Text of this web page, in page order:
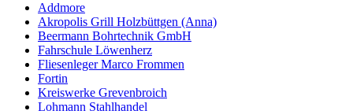
Addmore
Akropolis Grill Holzbüttgen (Anna)
Beermann Bohrtechnik GmbH
Fahrschule Löwenherz
Fliesenleger Marco Frommen
Fortin
Kreiswerke Grevenbroich
Lohmann Stahlhandel